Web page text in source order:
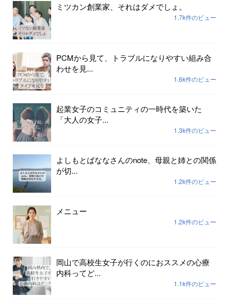
ミツカン創業家、それはダメでしょ。
1.7k件のビュー
PCMから見て、トラブルになりやすい組み合
わせを見...
1.6k件のビュー
起業女子のコミュニティの一時代を築いた
「大人の女子...
1.3k件のビュー
よしもとばななさんのnote、母親と姉との関係
が切...
1.2k件のビュー
メニュー
1.2k件のビュー
岡山で高校生女子が行くのにおススメの心療
内科ってど...
1.1k件のビュー